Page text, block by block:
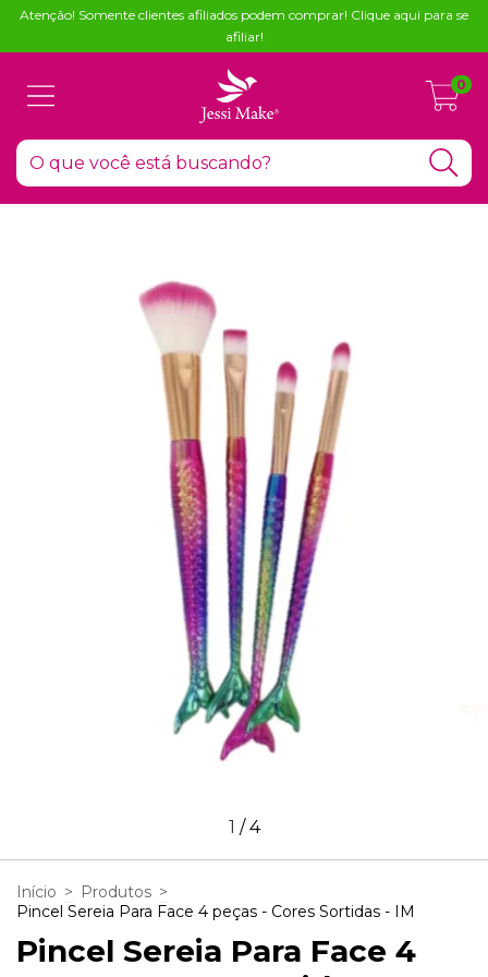
Atenção! Somente clientes afiliados podem comprar! Clique aqui para se
afiliar!
0
1 /4
Início > Produtos >
Pincel Sereia Para Face 4 peças - Cores Sortidas - IM
Pincel Sereia Para Face 4